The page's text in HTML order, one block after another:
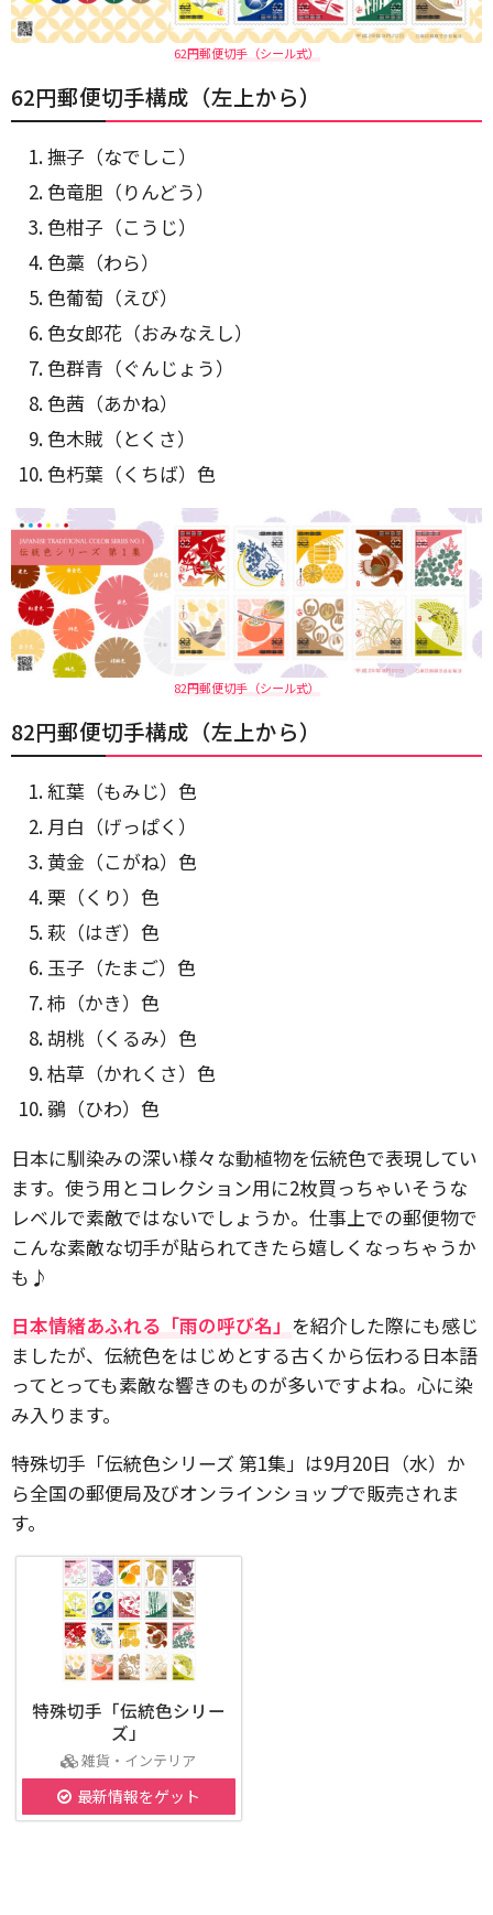
62円郵便切手（シール式）
62円郵便切手構成（左上から）
撫子（なでしこ）
色竜胆（りんどう）
色柑子（こうじ）
色藁（わら）
色葡萄（えび）
色女郎花（おみなえし）
色群青（ぐんじょう）
色茜（あかね）
色木賊（とくさ）
色朽葉（くちば）色
82円郵便切手（シール式）
82円郵便切手構成（左上から）
紅葉（もみじ）色
月白（げっぱく）
黄金（こがね）色
栗（くり）色
萩（はぎ）色
玉子（たまご）色
柿（かき）色
胡桃（くるみ）色
枯草（かれくさ）色
鶸（ひわ）色
日本に馴染みの深い様々な動植物を伝統色で表現してい
ます。使う用とコレクション用に2枚買っちゃいそうな
レベルで素敵ではないでしょうか。仕事上での郵便物で
こんな素敵な切手が貼られてきたら嬉しくなっちゃうか
も♪
日本情緒あふれる「雨の呼び名」 を紹介した際にも感じ
ましたが、伝統色をはじめとする古くから伝わる日本語
ってとっても素敵な響きのものが多いですよね。心に染
み入ります。
特殊切手「伝統色シリーズ 第1集」は9月20日（水）か
ら全国の郵便局及びオンラインショップで販売されま
す。
特殊切手「伝統色シリー
ズ」
雑貨・インテリア
最新情報をゲット